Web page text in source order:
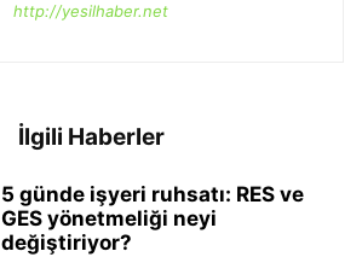
http://yesilhaber.net
İlgili Haberler
5 günde işyeri ruhsatı: RES ve
GES yönetmeliği neyi
değiştiriyor?